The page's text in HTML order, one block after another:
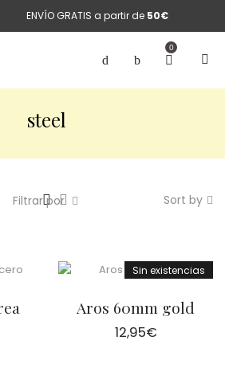
ENVÍO GRATIS a partir de 50€
0
steel
Sort by
Filtrar por
Sin existencias
Aros 60mm gold
12,95€